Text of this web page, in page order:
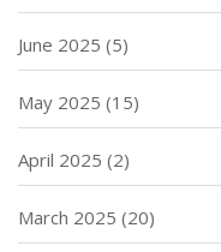
June 2025 (5)
May 2025 (15)
April 2025 (2)
March 2025 (20)